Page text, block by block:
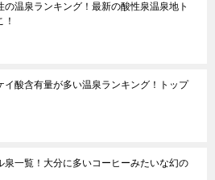
の温泉ランキング！最新の酸性泉温泉地ト
イ酸含有量が多い温泉ランキング！トップ
泉一覧！大分に多いコーヒーみたいな幻の